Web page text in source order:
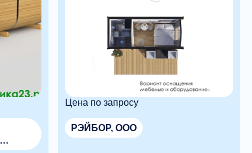
Цена по запросу
РЭЙБОР, ООО